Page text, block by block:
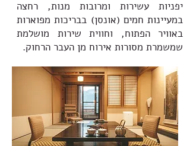
יפניות עשירות ומרובות מנות, רחצה
במעיינות חמים (אונסן) בבריכות מפוארות
באוויר הפתוח, וחווית שירות מושלמת
שמשמרת מסורות אירוח מן העבר הרחוק.